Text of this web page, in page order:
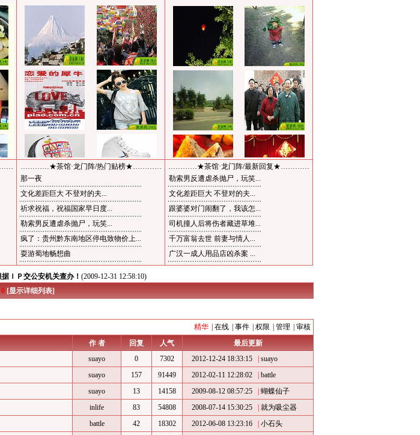
…………★茶馆·龙门阵/热门贴榜★…………
那一夜
文化差距巨大 不登对的夫...
祈求祝福，祝福国家早日度...
勒索男反遭虐杀抛尸，玩笑...
疯了：贵州黔东南地区停电致物价上...
耍游蜀地畅想曲
…………★茶馆·龙门阵/最新回复★…………
勒索男反遭虐杀抛尸，玩笑...
文化差距巨大 不登对的夫...
跟婆婆对门闹翻了，我该怎...
司机撞人后将伤者藏进草堆...
千万富翁去世 前妻与情人...
广汉一成人用品店凶杀案 ...
ＩＰ交公安机关查办！ (2009-12-31 12:58:10)
0[显示详细列表]
精华 在线 事件 权限 管理 审核
作 者
回复 人气 最后更新
suayo
0 7302 2012-12-24 18:33:15 suayo
suayo
157 91449 2012-02-11 12:28:02 battle
suayo
13 14158 2009-08-12 08:57:25 蝴蝶仙子
inlife
83 54808 2008-07-14 15:30:25 就为吸尘器
battle
42 18302 2012-06-08 13:23:16 小石头